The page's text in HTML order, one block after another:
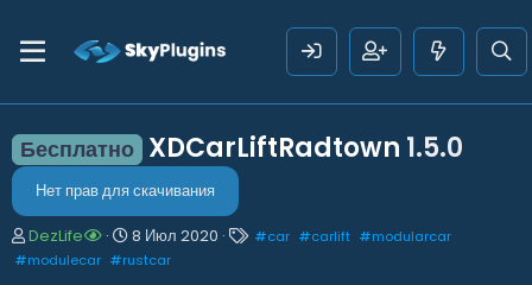
Бесплатно XDCarLiftRadtown 1.5.0
Нет прав для скачивания
А
в
DezLife
Д
а
8 Июл 2020
Т
#car #carlift #modularcar
#modulecar #rustcar